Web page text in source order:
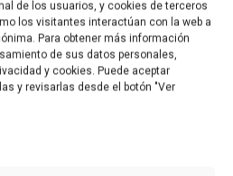
de los usuarios, y cookies de terceros
los visitantes interactúan con la web a
Para obtener más información
de sus datos personales,
y cookies. Puede aceptar
y revisarlas desde el botón "Ver